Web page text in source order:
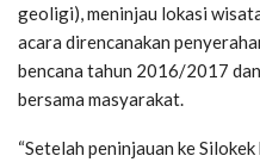
geoligi), meninjau lokasi
acara direncanakan
bencana tahun 2016/2017
bersama masyarakat.
“Setelah peninjauan ke